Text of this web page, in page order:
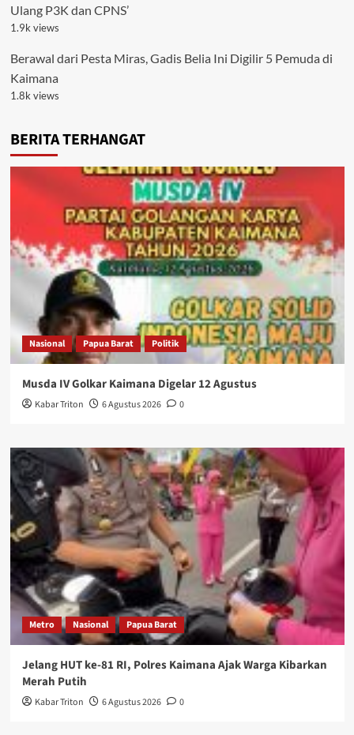
Ulang P3K dan CPNS’
1.9k views
Berawal dari Pesta Miras, Gadis Belia Ini Digilir 5 Pemuda di
Kaimana
1.8k views
BERITA TERHANGAT
Nasional Papua Barat Politik
Musda IV Golkar Kaimana Digelar 12 Agustus
Kabar Triton 6 Agustus 2026 0
Metro Nasional Papua Barat
Jelang HUT ke-81 RI, Polres Kaimana Ajak Warga Kibarkan
Merah Putih
Kabar Triton 6 Agustus 2026 0